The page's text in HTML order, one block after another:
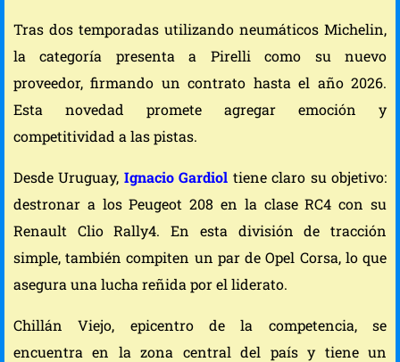
Tras dos temporadas utilizando neumáticos Michelin,
la categoría presenta a Pirelli como su nuevo
proveedor, firmando un contrato hasta el año 2026.
Esta novedad promete agregar emoción y
competitividad a las pistas.
Desde Uruguay, Ignacio Gardiol tiene claro su objetivo:
destronar a los Peugeot 208 en la clase RC4 con su
Renault Clio Rally4. En esta división de tracción
simple, también compiten un par de Opel Corsa, lo que
asegura una lucha reñida por el liderato.
Chillán Viejo, epicentro de la competencia, se
encuentra en la zona central del país y tiene un